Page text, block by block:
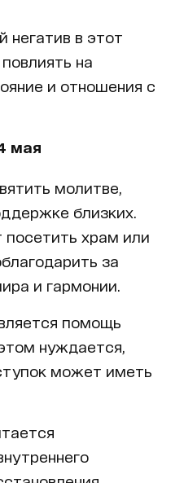
негатив в этот
на
и отношения с
мая
молитве,
близких.
храм или
за
и гармонии.
помощь
нуждается,
может иметь